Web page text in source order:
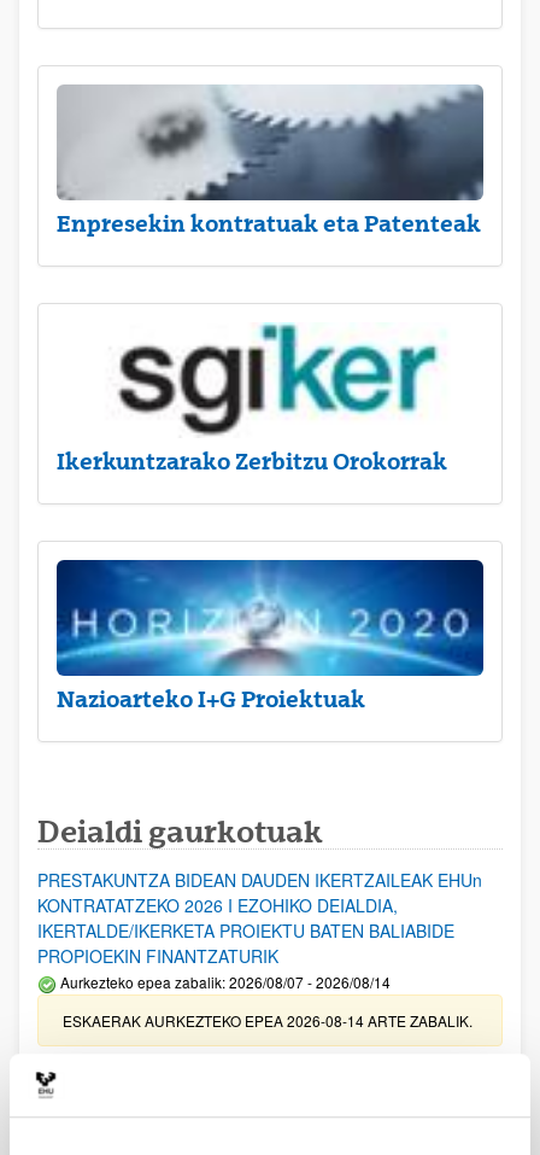
Enpresekin kontratuak eta Patenteak
Ikerkuntzarako Zerbitzu Orokorrak
Nazioarteko I+G Proiektuak
Deialdi gaurkotuak
PRESTAKUNTZA BIDEAN DAUDEN IKERTZAILEAK EHUn
KONTRATATZEKO 2026 I EZOHIKO DEIALDIA,
IKERTALDE/IKERKETA PROIEKTU BATEN BALIABIDE
PROPIOEKIN FINANTZATURIK
Aurkezteko epea zabalik: 2026/08/07 - 2026/08/14
ESKAERAK AURKEZTEKO EPEA 2026-08-14 ARTE ZABALIK.
UPV/EHUn Azpiegitura Zientifikoa eta Funts Bibliografikoak
erosi eta berritzeko laguntzak 2026